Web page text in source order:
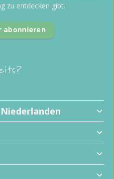
zu entdecken gibt.
abonnieren